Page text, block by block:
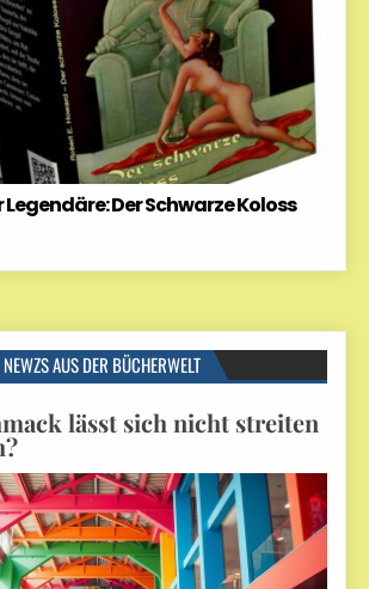
Der Schwarze Koloss
NEWZS AUS DER BÜCHERWELT
lässt sich nicht streiten